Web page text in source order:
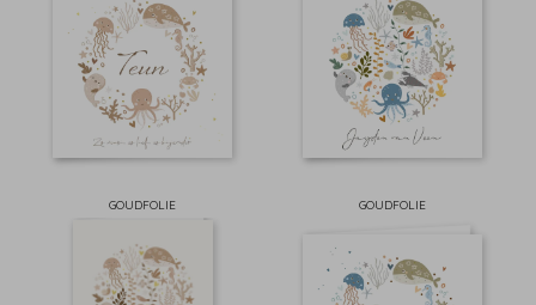
GOUDFOLIE GOUDFOLIE